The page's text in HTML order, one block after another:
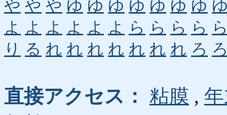
や や や ゆ ゆ ゆ ゆ ゆ ゆ ゆ
よ よ よ よ よ よ ら ら ら ら
り る れ れ れ れ れ れ れ ろ
直接アクセス： 粘膜 ,